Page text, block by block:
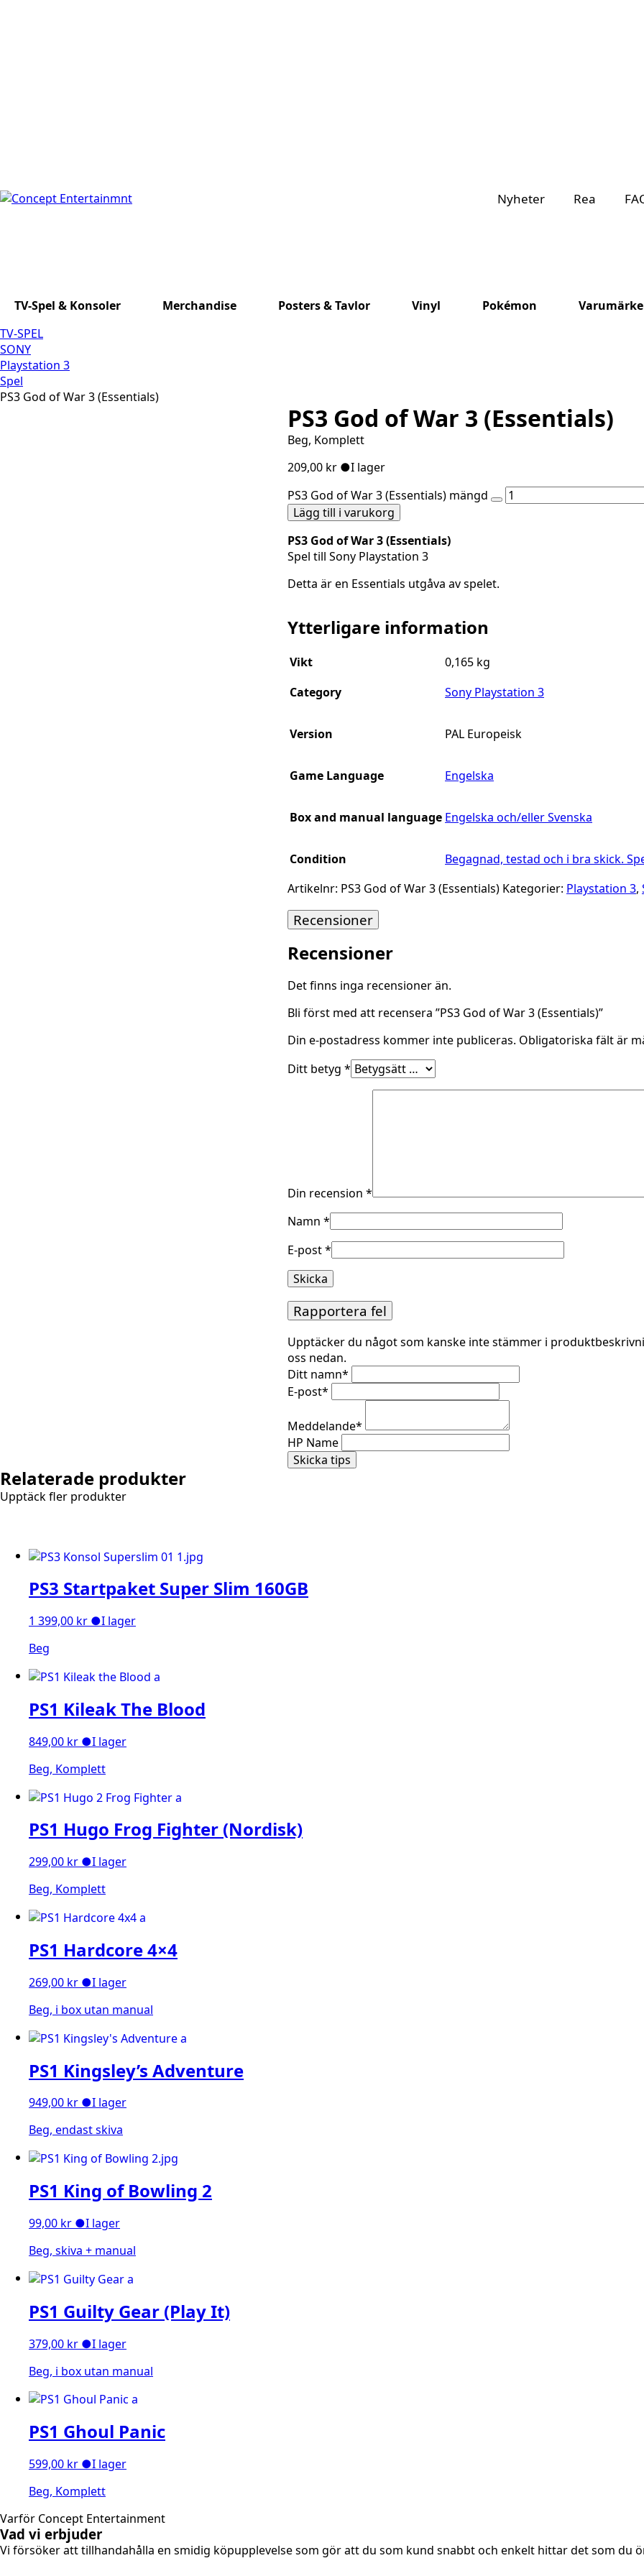
Nyheter Rea
TV-Spel & Konsoler
Merchandise Posters & Tavlor Vinyl Pokémon
TV-SPEL
SONY
Playstation 3
Spel
PS3 God of War 3 (Essentials)
PS3 God of War 3 (Essentials)
Beg, Komplett
209,00 kr ●I lager
PS3 God of War 3 (Essentials) mängd
Lägg till i varukorg
PS3 God of War 3 (Essentials)
Spel till Sony Playstation 3
Detta är en Essentials utgåva av spelet.
Ytterligare information
Vikt
0,165 kg
Category
Sony Playstation 3
Version PAL Europeisk
Game Language Engelska
Box and manual language Engelska och/eller Svenska
Condition
Begagnad, testad och i bra skick.
Artikelnr: PS3 God of War 3 (Essentials) Kategorier: Playstation 3,
Recensioner
Recensioner
Det finns inga recensioner än.
Bli först med att recensera ”PS3 God of War 3 (Essentials)”
Din e-postadress kommer inte publiceras. Obligatoriska fält är
Ditt betyg *
Din recension *
Namn *
E-post*
Rapportera fel
Upptäcker du något som kanske inte stämmer i
oss nedan.
Ditt namn*
E-post*
Meddelande*
HP Name
Skicka tips
Relaterade produkter
Upptäck fler produkter
PS3 Startpaket Super Slim 160GB
1 399,00 kr ●I lager
Beg
PS1 Kileak The Blood
849,00 kr ●I lager
Beg, Komplett
PS1 Hugo Frog Fighter (Nordisk)
299,00 kr ●I lager
Beg, Komplett
PS1 Hardcore 4×4
269,00 kr ●I lager
Beg, i box utan manual
PS1 Kingsley’s Adventure
949,00 kr ●I lager
Beg, endast skiva
PS1 King of Bowling 2
99,00 kr ●I lager
Beg, skiva + manual
PS1 Guilty Gear (Play It)
379,00 kr ●I lager
Beg, i box utan manual
PS1 Ghoul Panic
599,00 kr ●I lager
Beg, Komplett
Varför Concept Entertainment
Vad vi erbjuder
Vi försöker att tillhandahålla en smidig köpupplevelse som gör att du som kund snabbt och enkelt hittar det som du